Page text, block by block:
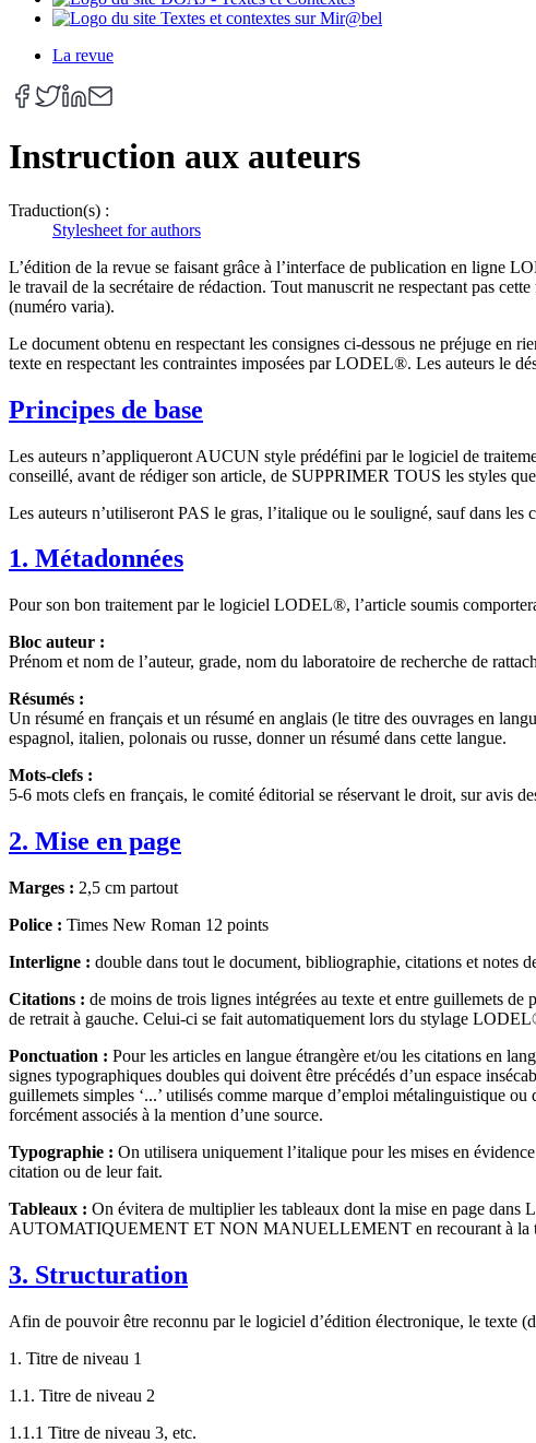
La revue
Instruction aux auteurs
Traduction(s) :
Stylesheet for authors
L’édition de la revue se faisant grâce à l’interface de publication en ligne
le travail de la secrétaire de rédaction. Tout manuscrit ne respectant pas
(numéro varia).
Le document obtenu en respectant les consignes ci-dessous ne préjuge en
texte en respectant les contraintes imposées par LODEL®. Les auteurs le
Principes de base
Les auteurs n’appliqueront AUCUN style prédéfini par le logiciel de
conseillé, avant de rédiger son article, de SUPPRIMER TOUS les styles
Les auteurs n’utiliseront PAS le gras, l’italique ou le souligné, sauf dans
1. Métadonnées
Pour son bon traitement par le logiciel LODEL®, l’article soumis
Bloc auteur :
Prénom et nom de l’auteur, grade, nom du laboratoire de recherche de
Résumés :
Un résumé en français et un résumé en anglais (le titre des ouvrages en
espagnol, italien, polonais ou russe, donner un résumé dans cette langue.
Mots-clefs :
5-6 mots clefs en français, le comité éditorial se réservant le droit, sur avis
2. Mise en page
Marges : 2,5 cm partout
Police : Times New Roman 12 points
Interligne : double dans tout le document, bibliographie, citations et notes
Citations : de moins de trois lignes intégrées au texte et entre guillemets
de retrait à gauche. Celui-ci se fait automatiquement lors du stylage
Ponctuation : Pour les articles en langue étrangère et/ou les citations en
signes typographiques doubles qui doivent être précédés d’un espace
guillemets simples ‘...’ utilisés comme marque d’emploi métalinguistique
forcément associés à la mention d’une source.
Typographie : On utilisera uniquement l’italique pour les mises en
citation ou de leur fait.
Tableaux : On évitera de multiplier les tableaux dont la mise en page
AUTOMATIQUEMENT ET NON MANUELLEMENT en recourant à la
3. Structuration
Afin de pouvoir être reconnu par le logiciel d’édition électronique, le texte
1. Titre de niveau 1
1.1. Titre de niveau 2
1.1.1 Titre de niveau 3, etc.